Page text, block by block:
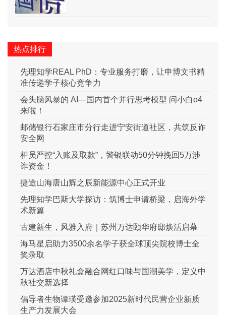
热点排行
先理知学REAL PhD：专业服务打磨，让申博文书精
准传递学子核心竞争力
会头脑风暴的 AI—国内首个并行思考模型 问小白o4
来啦！
邮储银行石家庄市分行走进宁安街道社区，共筑反诈
安全网
柜员严控“入账及取款”，警银联动50分钟挽回5万涉
诈资金！
捷途山海唐山辉之辰新能源中心正式开业
先理知学巴斯大学探访：筑博士申请桥梁，启海外学
术新篇
古建新生，风雅入府｜苏州万达颐华府邸焕活启幕
海马星启助力3500余名学子获全球顶尖院校博士全
奖录取
万达酒店中秋礼盒融合网红口味与国潮美学，定义中
秋社交新选择
倡导者生物谭瑛受邀参加2025新时代民营企业新质
生产力发展大会